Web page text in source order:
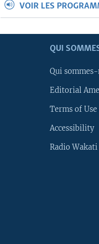
VOIR LES
QUI
Qui sommes-
Editorial
Terms of
Accessibility
Radio Wakati